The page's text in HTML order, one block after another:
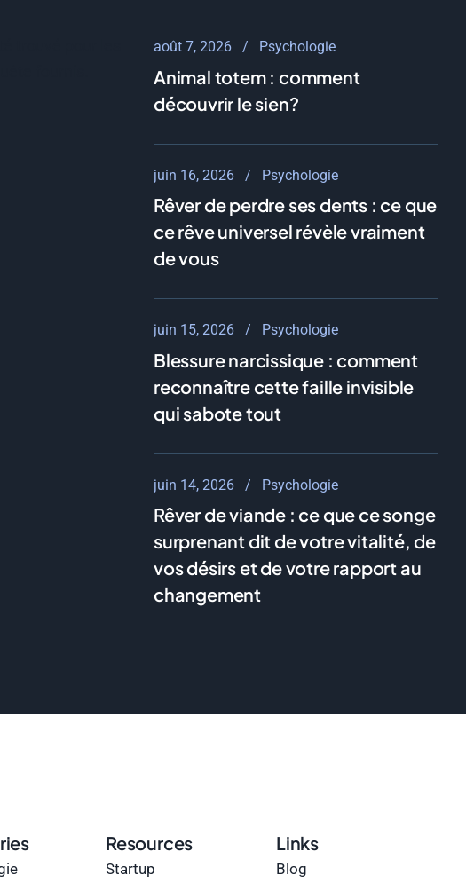
août 7, 2026 Psychologie
Animal totem : comment
découvrir le sien?
juin 16, 2026 Psychologie
Rêver de perdre ses dents : ce que
ce rêve universel révèle vraiment
de vous
juin 15, 2026 Psychologie
Blessure narcissique : comment
reconnaître cette faille invisible
qui sabote tout
juin 14, 2026 Psychologie
Rêver de viande : ce que ce songe
surprenant dit de votre vitalité, de
vos désirs et de votre rapport au
changement
Resources
Startup
Links
Blog